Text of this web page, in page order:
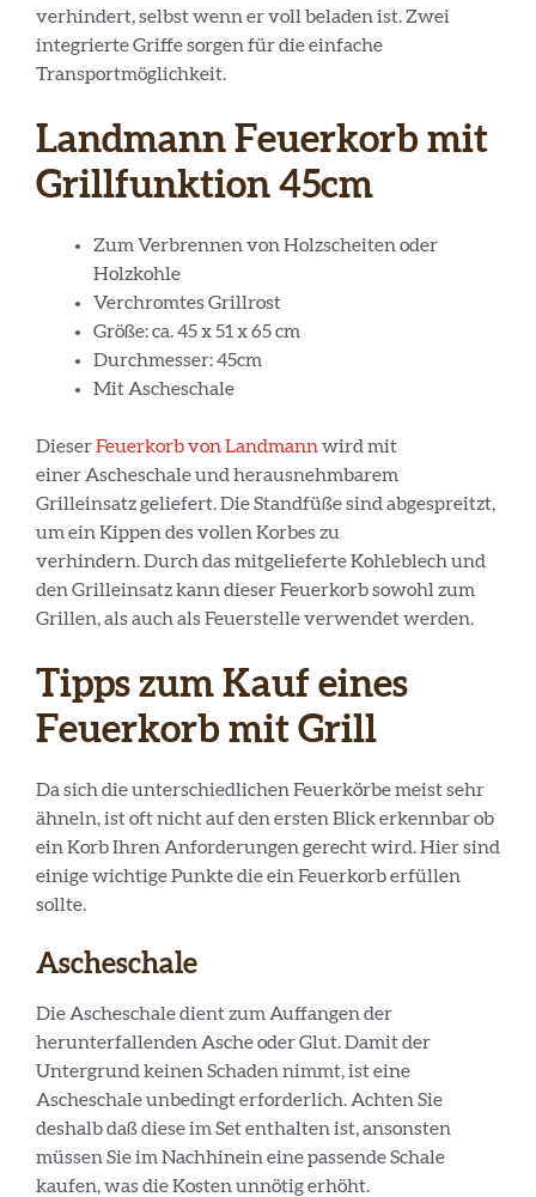
verhindert, selbst wenn er voll beladen ist. Zwei
integrierte Griffe sorgen für die einfache
Transportmöglichkeit.
Landmann Feuerkorb mit
Grillfunktion 45cm
Zum Verbrennen von Holzscheiten oder
Holzkohle
Verchromtes Grillrost
Größe: ca. 45 x 51 x 65 cm
Durchmesser: 45cm
Mit Ascheschale
DieserFeuerkorb von Landmannwird mit
einer Ascheschale und herausnehmbarem
Grilleinsatz geliefert. Die Standfüße sind abgespreitzt,
um ein Kippen des vollen Korbes zu
verhindern. Durch das mitgelieferte Kohleblech und
den Grilleinsatz kann dieser Feuerkorb sowohl zum
Grillen, als auch als Feuerstelle verwendet werden.
Tipps zum Kauf eines
Feuerkorb mit Grill
Da sich die unterschiedlichen Feuerkörbe meist sehr
ähneln, ist oft nicht auf den ersten Blick erkennbar ob
ein Korb Ihren Anforderungen gerecht wird. Hier sind
einige wichtige Punkte die ein Feuerkorb erfüllen
sollte.
Ascheschale
Die Ascheschale dient zum Auffangen der
herunterfallenden Asche oder Glut. Damit der
Untergrund keinen Schaden nimmt, ist eine
Ascheschale unbedingt erforderlich. Achten Sie
deshalb daß diese im Set enthalten ist, ansonsten
müssen Sie im Nachhinein eine passende Schale
kaufen, was die Kosten unnötig erhöht.